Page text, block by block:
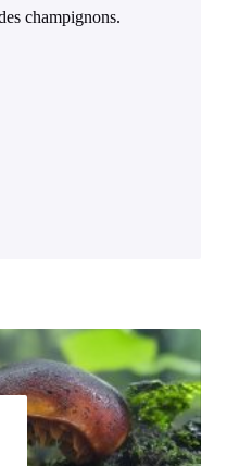
champignons.